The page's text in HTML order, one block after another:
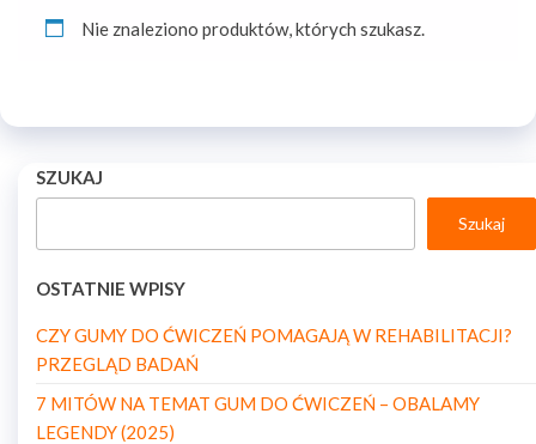
Nie znaleziono produktów, których szukasz.
SZUKAJ
Szukaj
OSTATNIE WPISY
CZY GUMY DO ĆWICZEŃ POMAGAJĄ W REHABILITACJI?
PRZEGLĄD BADAŃ
7 MITÓW NA TEMAT GUM DO ĆWICZEŃ – OBALAMY
LEGENDY (2025)